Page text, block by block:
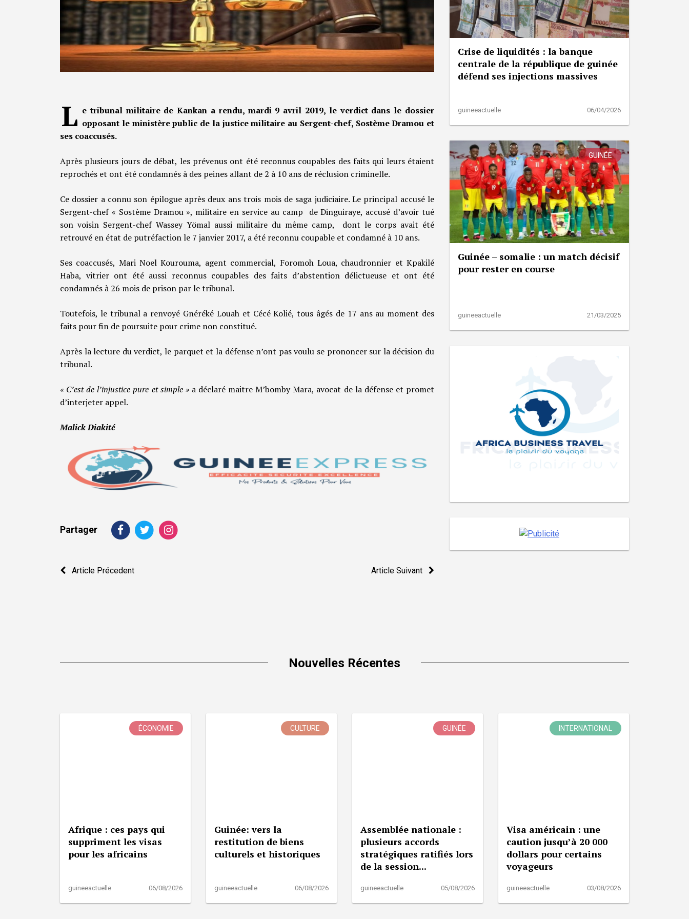
L e tribunal militaire de Kankan a rendu, mardi 9 avril 2019, le verdict dans le dossier
opposant le ministère public de la justice militaire au Sergent-chef, Sostème Dramou et
ses coaccusés.
Après plusieurs jours de débat, les prévenus ont été reconnus coupables des faits qui leurs étaient
reprochés et ont été condamnés à des peines allant de 2 à 10 ans de réclusion criminelle.
Ce dossier a connu son épilogue après deux ans trois mois de saga judiciaire. Le principal accusé le
Sergent-chef « Sostème Dramou », militaire en service au camp de Dinguiraye, accusé d’avoir tué
son voisin Sergent-chef Wassey Yömal aussi militaire du même camp, dont le corps avait été
retrouvé en état de putréfaction le 7 janvier 2017, a été reconnu coupable et condamné à 10 ans.
Ses coaccusés, Mari Noel Kourouma, agent commercial, Foromoh Loua, chaudronnier et Kpakilé
Haba, vitrier ont été aussi reconnus coupables des faits d’abstention délictueuse et ont été
condamnés à 26 mois de prison par le tribunal.
Toutefois, le tribunal a renvoyé Gnéréké Louah et Cécé Kolié, tous âgés de 17 ans au moment des
faits pour fin de poursuite pour crime non constitué.
Après la lecture du verdict, le parquet et la défense n’ont pas voulu se prononcer sur la décision du
tribunal.
« C’est de l’injustice pure et simple »a déclaré maitre M’bomby Mara, avocat de la défense et promet
d’interjeter appel.
Malick Diakité
Partager
Navigation
Article Précedent Article Suivant
Crise de liquidités : la banque
centrale de la république de guinée
défend ses injections massives
guineeactuelle 06/04/2026
GUINÉE
Guinée – somalie : un match décisif
pour rester en course
guineeactuelle 21/03/2025
Nouvelles Récentes
ÉCONOMIE
Afrique : ces pays qui
suppriment les visas
pour les africains
guineeactuelle 06/08/2026
CULTURE
Guinée: vers la
restitution de biens
culturels et historiques
guineeactuelle 06/08/2026
GUINÉE
Assemblée nationale :
plusieurs accords
stratégiques ratifiés lors
de la session...
guineeactuelle 05/08/2026
INTERNATIONAL
Visa américain : une
caution jusqu’à 20 000
dollars pour certains
voyageurs
guineeactuelle 03/08/2026